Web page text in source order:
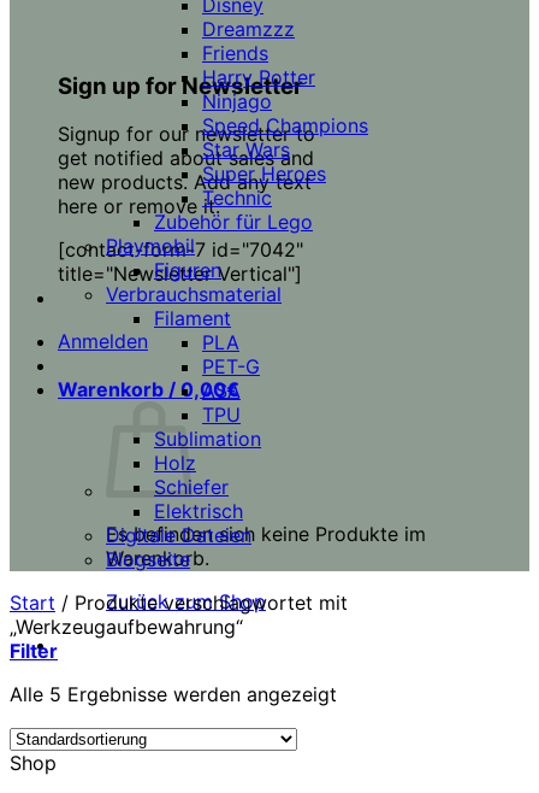
Sign up for Newsletter
Signup for our newsletter to
get notified about sales and
new products. Add any text
here or remove it.
[contact-form-7 id="7042"
title="Newsletter Vertical"]
Anmelden
Warenkorb / 0,00€
Es befinden sich keine Produkte im
Warenkorb.
Zurück zum Shop
Disney
Dreamzzz
Friends
Harry Potter
Ninjago
Speed Champions
Star Wars
Super Heroes
Technic
Zubehör für Lego
Playmobil
Figuren
Verbrauchsmaterial
Filament
PLA
PET-G
ASA
TPU
Sublimation
Holz
Schiefer
Elektrisch
Digitale Dateien
Blogseite
Start / Produkte verschlagwortet mit
„Werkzeugaufbewahrung“
Filter
Alle 5 Ergebnisse werden angezeigt
Shop